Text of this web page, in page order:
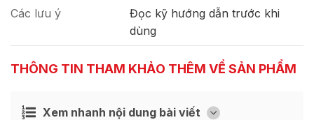
Các lưu ý
Đọc kỹ hướng dẫn trước khi
dùng
THÔNG TIN THAM KHẢO THÊM VỀ SẢN PHẨM
Xem nhanh nội dung bài viết [
Ẩn